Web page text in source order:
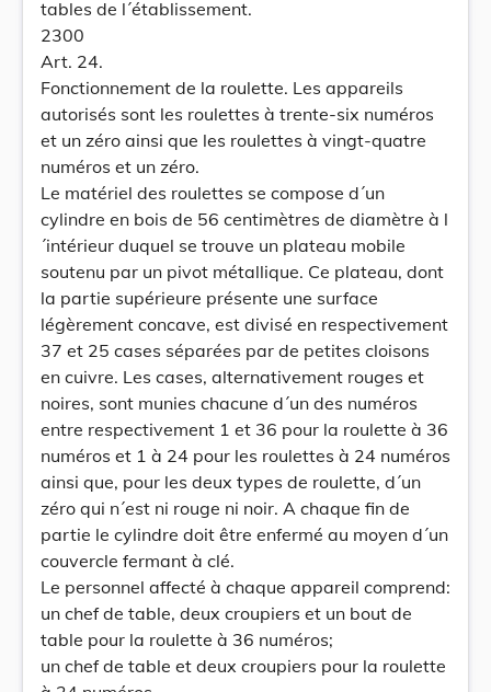
tables de l´établissement.
2300
Art. 24.
Fonctionnement de la roulette. Les appareils
autorisés sont les roulettes à trente-six numéros
et un zéro ainsi que les roulettes à vingt-quatre
numéros et un zéro.
Le matériel des roulettes se compose d´un
cylindre en bois de 56 centimètres de diamètre à l
´intérieur duquel se trouve un plateau mobile
soutenu par un pivot métallique. Ce plateau, dont
la partie supérieure présente une surface
légèrement concave, est divisé en respectivement
37 et 25 cases séparées par de petites cloisons
en cuivre. Les cases, alternativement rouges et
noires, sont munies chacune d´un des numéros
entre respectivement 1 et 36 pour la roulette à 36
numéros et 1 à 24 pour les roulettes à 24 numéros
ainsi que, pour les deux types de roulette, d´un
zéro qui n´est ni rouge ni noir. A chaque fin de
partie le cylindre doit être enfermé au moyen d´un
couvercle fermant à clé.
Le personnel affecté à chaque appareil comprend:
un chef de table, deux croupiers et un bout de
table pour la roulette à 36 numéros;
un chef de table et deux croupiers pour la roulette